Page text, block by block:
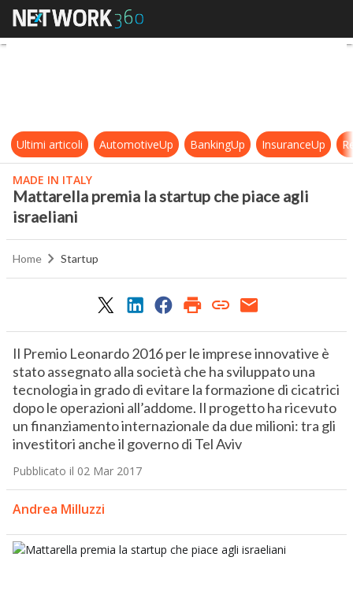
Mattarella premia la startup che
Ultimi articoli AutomotiveUp BankingUp InsuranceUp
MADE IN ITALY
Mattarella premia la startup che piace agli
israeliani
Home Startup
Il Premio Leonardo 2016 per le imprese innovative è
stato assegnato alla società che ha sviluppato una
tecnologia in grado di evitare la formazione di cicatrici
dopo le operazioni all’addome. Il progetto ha ricevuto
un finanziamento internazionale da due milioni: tra gli
investitori anche il governo di Tel Aviv
Pubblicato il 02 Mar 2017
Andrea Milluzzi